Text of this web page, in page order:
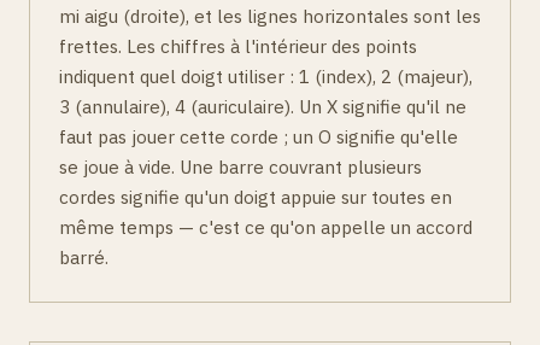
mi aigu (droite), et les lignes horizontales sont les
frettes. Les chiffres à l'intérieur des points
indiquent quel doigt utiliser : 1 (index), 2 (majeur),
3 (annulaire), 4 (auriculaire). Un X signifie qu'il ne
faut pas jouer cette corde ; un O signifie qu'elle
se joue à vide. Une barre couvrant plusieurs
cordes signifie qu'un doigt appuie sur toutes en
même temps — c'est ce qu'on appelle un accord
barré.